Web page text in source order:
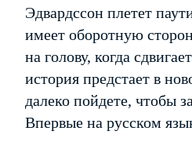
Эдвардссон плетет
имеет оборотную
на голову, когда
история предстает в
далеко пойдете, чтобы
Впервые на русском